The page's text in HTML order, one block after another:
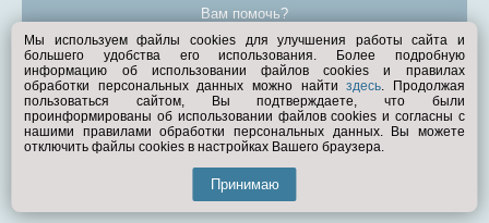
Вам помочь?
© Exist.ru 1998—2026
Мы используем файлы cookies для улучшения работы сайта и
большего удобства его использования. Более подробную
информацию об использовании файлов cookies и правилах
обработки персональных данных можно найтиздесь. Продолжая
пользоваться сайтом, Вы подтверждаете, что были
проинформированы об использовании файлов cookies и согласны с
нашими правилами обработки персональных данных. Вы можете
отключить файлы cookies в настройках Вашего браузера.
Принимаю